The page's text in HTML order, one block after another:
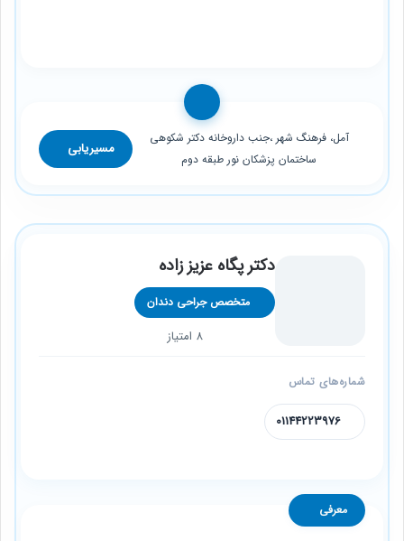
آمل، فرهنگ شهر ،جنب داروخانه دکتر شکوهی
ساختمان پزشکان نور طبقه دوم
مسیریابی
دکتر پگاه عزیز زاده
متخصص جراحی دندان
8 امتیاز
شماره‌های تماس
01144223976
معرفی